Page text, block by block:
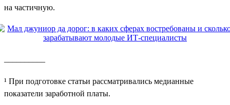
на частичную.
¹ При подготовке статьи рассматривались медианные
показатели заработной платы.